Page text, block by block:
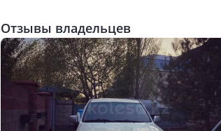
Отзывы владельцев